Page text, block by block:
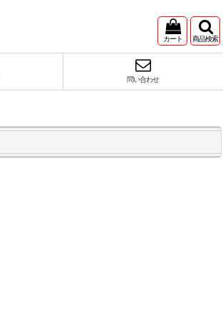
カート 商品検索
問い合わせ